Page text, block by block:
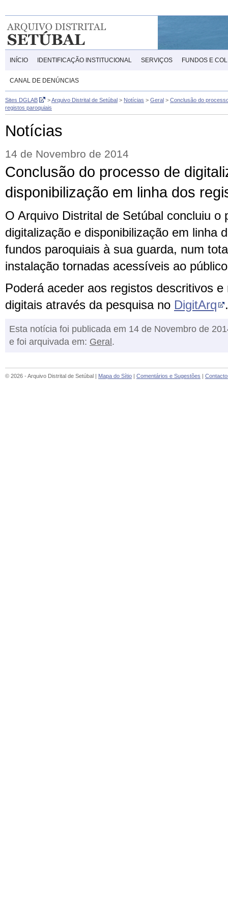
INÍCIO IDENTIFICAÇÃO INSTITUCIONAL SERVIÇOS FUNDOS E
CANAL DE DENÚNCIAS
Sites DGLAB >Arquivo Distrital de Setúbal > Notícias > Geral > Conclusão do
registos paroquiais
Notícias
14 de Novembro de 2014
Conclusão do processo de
disponibilização em linha dos
O Arquivo Distrital de Setúbal concluiu o
digitalização e disponibilização em linha
fundos paroquiais à sua guarda, num
instalação tornadas acessíveis ao
Poderá aceder aos registos descritivos
digitais através da pesquisa no DigitArq .
Esta notícia foi publicada em 14 de Novembro de
e foi arquivada em: Geral .
© 2026 - Arquivo Distrital de Setúbal | Mapa do Sítio | Comentários e Sugestões |